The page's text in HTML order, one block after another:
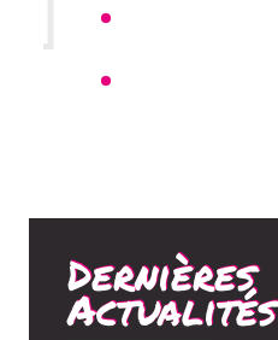
Dernières
Actualités